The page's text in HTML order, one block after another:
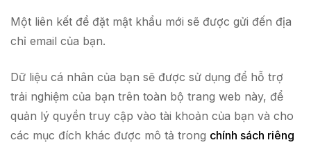
Một liên kết để đặt mật khẩu mới sẽ được gửi đến địa
chỉ email của bạn.
Dữ liệu cá nhân của bạn sẽ được sử dụng để hỗ trợ
trải nghiệm của bạn trên toàn bộ trang web này, để
quản lý quyền truy cập vào tài khoản của bạn và cho
các mục đích khác được mô tả trong chính sách riêng